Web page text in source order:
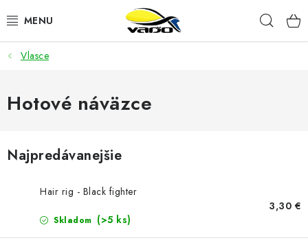
na
ŽIVÁ NÁSTRAHA
BIŽUTÉRIA
NÁSTRAHY A KRMIVÁ
PLAVÁKY
Vlasce
Hotové náväzce
Najpredávanejšie
Hair rig - Black fighter
Skladom (>5 ks)
3,30 €